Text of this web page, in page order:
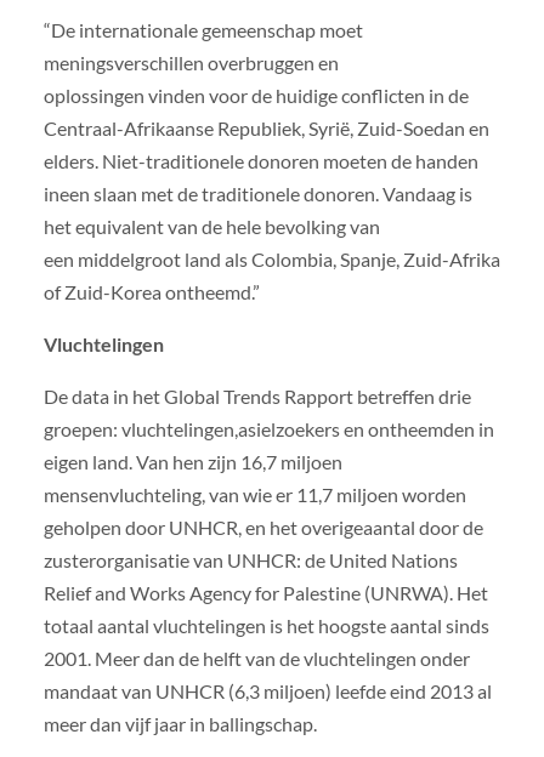
“De internationale gemeenschap moet
meningsverschillen overbruggen en
oplossingen vinden voor de huidige conflicten in de
Centraal-Afrikaanse Republiek, Syrië, Zuid-Soedan en
elders. Niet-traditionele donoren moeten de handen
ineen slaan met de traditionele donoren. Vandaag is
het equivalent van de hele bevolking van
een middelgroot land als Colombia, Spanje, Zuid-Afrika
of Zuid-Korea ontheemd.”
Vluchtelingen
De data in het Global Trends Rapport betreffen drie
groepen: vluchtelingen,asielzoekers en ontheemden in
eigen land. Van hen zijn 16,7 miljoen
mensenvluchteling, van wie er 11,7 miljoen worden
geholpen door UNHCR, en het overigeaantal door de
zusterorganisatie van UNHCR: de United Nations
Relief and Works Agency for Palestine (UNRWA). Het
totaal aantal vluchtelingen is het hoogste aantal sinds
2001. Meer dan de helft van de vluchtelingen onder
mandaat van UNHCR (6,3 miljoen) leefde eind 2013 al
meer dan vijf jaar in ballingschap.